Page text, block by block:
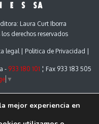
Laura Curt Iborra
derechos reservados
legal Politica de Privacidad
- 933 180 101 ¦ Fax 933 183 505
▼
mejor experiencia en